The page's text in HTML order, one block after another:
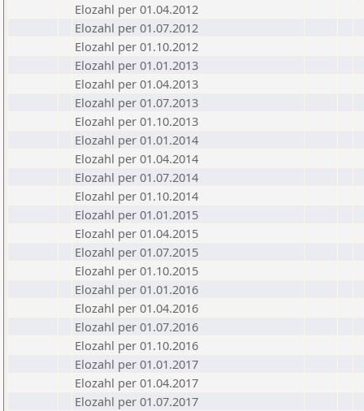
Elozahl per 01.04.2012
Elozahl per 01.07.2012
Elozahl per 01.10.2012
Elozahl per 01.01.2013
Elozahl per 01.04.2013
Elozahl per 01.07.2013
Elozahl per 01.10.2013
Elozahl per 01.01.2014
Elozahl per 01.04.2014
Elozahl per 01.07.2014
Elozahl per 01.10.2014
Elozahl per 01.01.2015
Elozahl per 01.04.2015
Elozahl per 01.07.2015
Elozahl per 01.10.2015
Elozahl per 01.01.2016
Elozahl per 01.04.2016
Elozahl per 01.07.2016
Elozahl per 01.10.2016
Elozahl per 01.01.2017
Elozahl per 01.04.2017
Elozahl per 01.07.2017